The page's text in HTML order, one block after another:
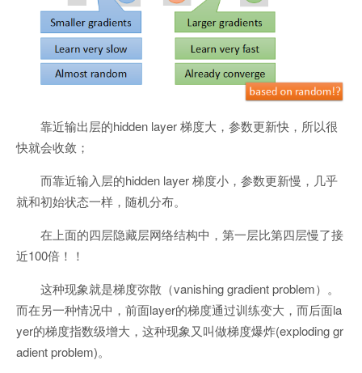
靠近输出层的hidden layer 梯度大，参数更新快，所以很
快就会收敛；
而靠近输入层的hidden layer 梯度小，参数更新慢，几乎
就和初始状态一样，随机分布。
在上面的四层隐藏层网络结构中，第一层比第四层慢了接
近100倍！！
这种现象就是梯度弥散（vanishing gradient problem）。
而在另一种情况中，前面layer的梯度通过训练变大，而后面la
yer的梯度指数级增大，这种现象又叫做梯度爆炸(exploding gr
adient problem)。